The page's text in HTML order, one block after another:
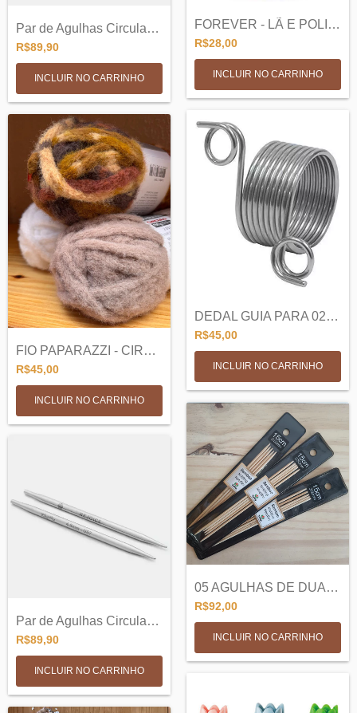
Par de Agulhas Circulares Intercambiavei...
R$89,90
INCLUIR NO CARRINHO
FOREVER - LÃ E POLIAMIDA
R$28,00
INCLUIR NO CARRINHO
FIO PAPARAZZI - CIRCULO
R$45,00
INCLUIR NO CARRINHO
DEDAL GUIA PARA 02 FIOS | ADDI
R$45,00
Par de Agulhas Circulares Intercambiavei...
R$89,90
INCLUIR NO CARRINHO
05 AGULHAS DE DUAS PONTAS TRICÔ EM BAMBU...
R$92,00
INCLUIR NO CARRINHO